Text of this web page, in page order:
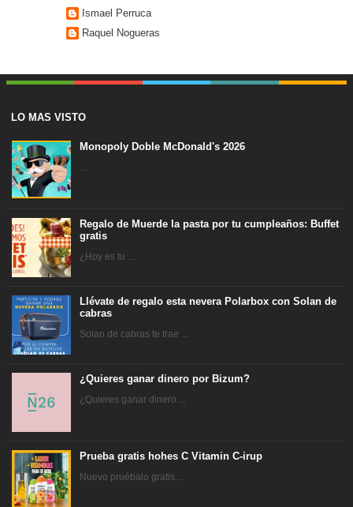
Ismael Perruca
Raquel Nogueras
LO MAS VISTO
Monopoly Doble McDonald's 2026
Regalo de Muerde la pasta por tu cumpleaños: Buffet
gratis
¿Hoy es tu ...
Llévate de regalo esta nevera Polarbox con Solan de
cabras
Solan de cabras te trae ...
¿Quieres ganar dinero por Bizum?
¿Quieres ganar dinero ...
Prueba gratis hohes C Vitamin C-irup
Nuevo pruébalo gratis ...